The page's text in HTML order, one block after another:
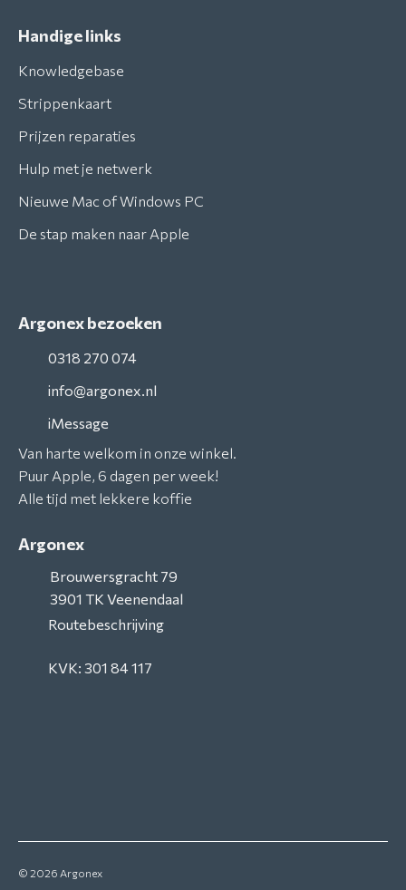
Handige links
Knowledgebase
Strippenkaart
Prijzen reparaties
Hulp met je netwerk
Nieuwe Mac of Windows PC
De stap maken naar Apple
Argonex bezoeken
0318 270 074
info@argonex.nl
iMessage
Van harte welkom in onze winkel.
Puur Apple, 6 dagen per week!
Alle tijd met lekkere koffie
Argonex
Brouwersgracht 79
3901 TK Veenendaal
Routebeschrijving
KVK: 301 84 117
© 2026 Argonex